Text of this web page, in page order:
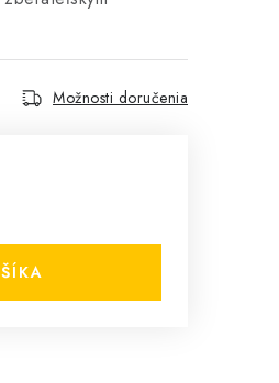
Možnosti doručenia